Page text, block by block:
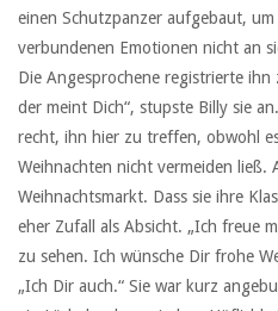
einen Schutzpanzer aufgebaut,
verbundenen Emotionen nicht an
Die Angesprochene registrierte
der meint Dich“, stupste Billy sie
recht, ihn hier zu treffen, obwohl
Weihnachten nicht vermeiden ließ.
Weihnachtsmarkt. Dass sie ihre
eher Zufall als Absicht. „Ich freue
zu sehen. Ich wünsche Dir frohe
„Ich Dir auch.“ Sie war kurz